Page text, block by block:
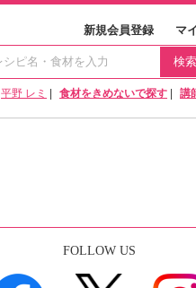
新規会員登録 マ
検索
平野 レミ 食材をきめないで探す 講
FOLLOW US